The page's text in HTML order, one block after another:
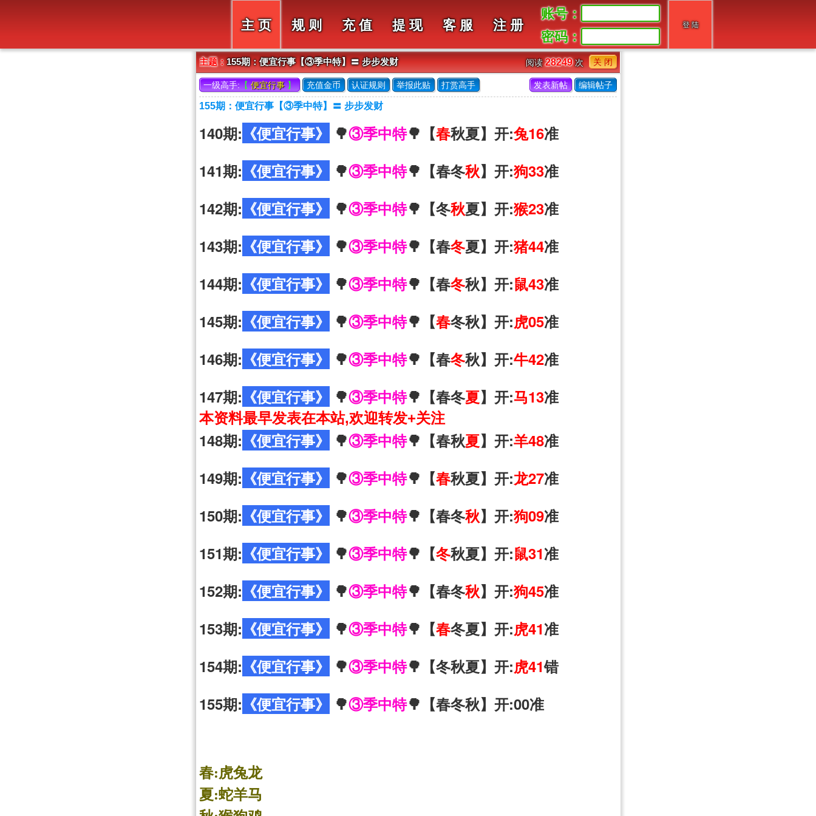
主 页 规 则 充 值 提 现 客 服 注 册
账号：
密码：
主题：155期：便宜行事【③季中特】〓 步步发财 阅读28249次 关 闭
一级高手:【便宜行事】 充值金币 认证规则 举报此贴 打赏高手 发表新帖 编辑帖子
155期：便宜行事【③季中特】〓 步步发财
140期: 《便宜行事》 🌳③季中特🌳【春秋夏】开:兔16准
141期: 《便宜行事》 🌳③季中特🌳【春冬秋】开:狗33准
142期: 《便宜行事》 🌳③季中特🌳【冬秋夏】开:猴23准
143期: 《便宜行事》 🌳③季中特🌳【春冬夏】开:猪44准
144期: 《便宜行事》 🌳③季中特🌳【春冬秋】开:鼠43准
145期: 《便宜行事》 🌳③季中特🌳【春冬秋】开:虎05准
146期: 《便宜行事》 🌳③季中特🌳【春冬秋】开:牛42准
147期: 《便宜行事》 🌳③季中特🌳【春冬夏】开:马13准
本资料最早发表在本站,欢迎转发+关注
148期: 《便宜行事》 🌳③季中特🌳【春秋夏】开:羊48准
149期: 《便宜行事》 🌳③季中特🌳【春秋夏】开:龙27准
150期: 《便宜行事》 🌳③季中特🌳【春冬秋】开:狗09准
151期: 《便宜行事》 🌳③季中特🌳【冬秋夏】开:鼠31准
152期: 《便宜行事》 🌳③季中特🌳【春冬秋】开:狗45准
153期: 《便宜行事》 🌳③季中特🌳【春冬夏】开:虎41准
154期: 《便宜行事》 🌳③季中特🌳【冬秋夏】开:虎41错
155期: 《便宜行事》 🌳③季中特🌳【春冬秋】开:00准
春:虎兔龙
夏:蛇羊马